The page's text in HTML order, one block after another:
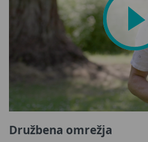
Družbena omrežja